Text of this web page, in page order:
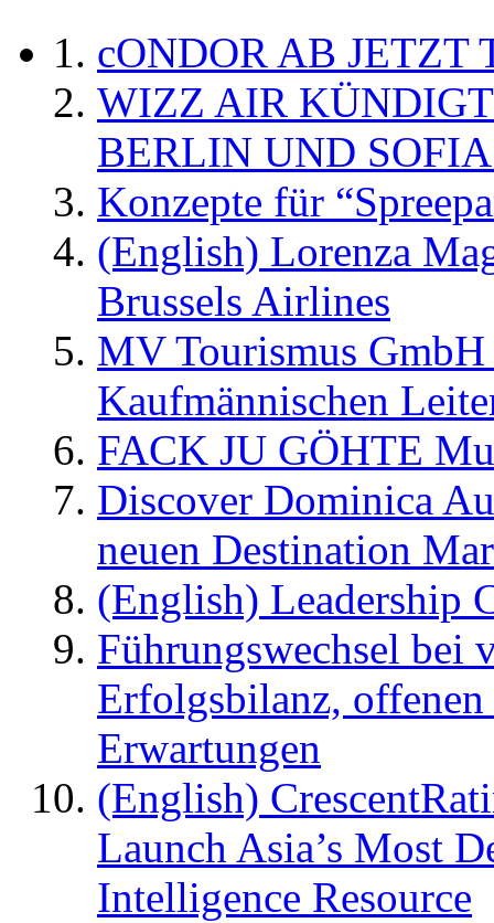
cONDOR AB
WIZZ AIR
BERLIN UND
Konzepte für
(English) Lorenza
Brussels Airlines
MV Tourismus
Kaufmännischen
FACK JU GÖHTE
Discover Dominica
neuen Destination
(English) Leadership
Führungswechsel bei
Erfolgsbilanz,
Erwartungen
(English)
Launch Asia’s Most
Intelligence Resource